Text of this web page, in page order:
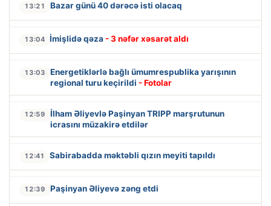
13:21 Bazar günü 40 dərəcə isti olacaq
13:04 İmişlidə qəza - 3 nəfər xəsarət aldı
13:03
Energetiklərlə bağlı ümumrespublika yarışının
regional turu keçirildi - Fotolar
12:59
İlham Əliyevlə Paşinyan TRIPP marşrutunun
icrasını müzakirə etdilər
12:41 Sabirabadda məktəbli qızın meyiti tapıldı
12:39 Paşinyan Əliyevə zəng etdi